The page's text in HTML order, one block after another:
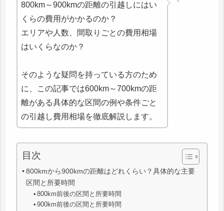
800km～900kmの距離の引越しにはい
くらの費用がかかるのか？
エリアや人数、間取りごとの費用相場
はいくらなのか？
そのような疑問を持っている方のため
に、この記事では600km～700kmの距
離がある具体的な区間の例や条件ごと
の引越し費用相場を徹底解説します。
目次
800kmから900kmの距離はどれくらい？具体的な主要
区間と所要時間
800km前後の区間と所要時間
900km前後の区間と所要時間